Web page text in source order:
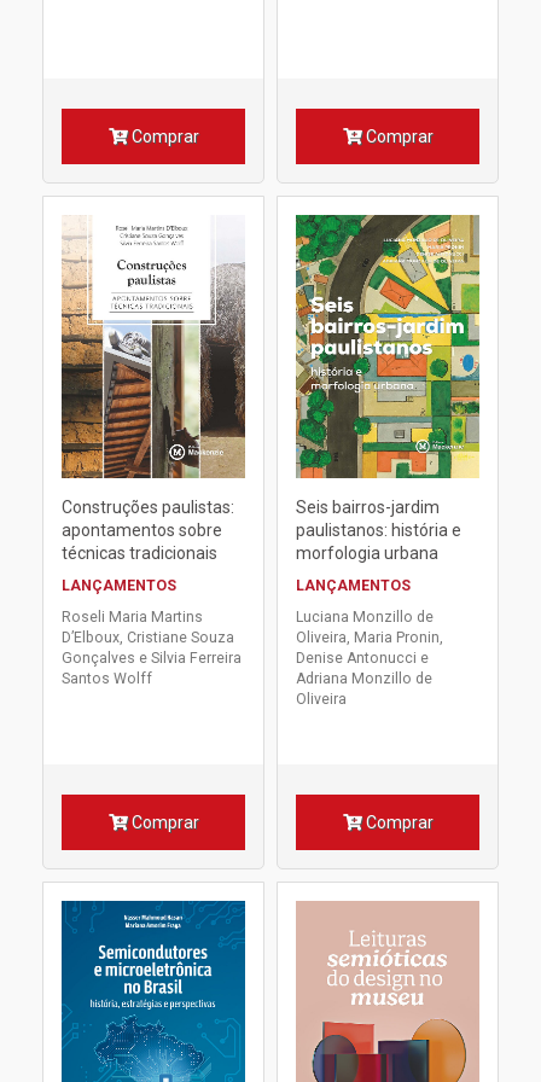
Comprar Comprar
Construções paulistas:
apontamentos sobre
técnicas tradicionais
LANÇAMENTOS
Roseli Maria Martins
D’Elboux, Cristiane Souza
Gonçalves e Silvia Ferreira
Santos Wolff
Comprar
Seis bairros-jardim
paulistanos: história e
morfologia urbana
LANÇAMENTOS
Luciana Monzillo de
Oliveira, Maria Pronin,
Denise Antonucci e
Adriana Monzillo de
Oliveira
Comprar